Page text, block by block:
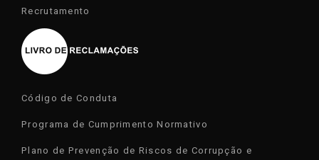
Recrutamento
Código de Conduta
Programa de Cumprimento Normativo
Plano de Prevenção de Riscos de Corrupção e